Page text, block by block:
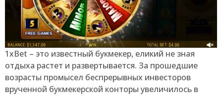
1xBet – это известный букмекер, еликий не зная
отдыха растет и развертывается. За прошедшие
возрасты промысел беспрерывных инвесторов
врученной букмекерской конторы увеличилось в